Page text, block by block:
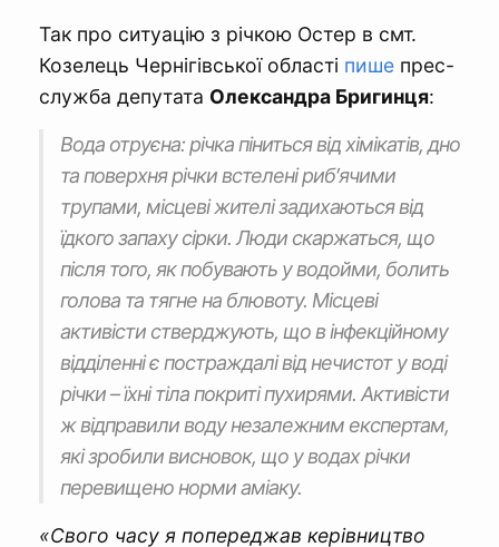
Так про ситуацію з річкою Остер в смт.
Козелець Чернігівської області пише прес-
служба депутата Олександра Бригинця:
Вода отруєна: річка піниться від хімікатів, дно
та поверхня річки встелені риб′ячими
трупами, місцеві жителі задихаються від
їдкого запаху сірки. Люди скаржаться, що
після того, як побувають у водойми, болить
голова та тягне на блювоту. Місцеві
активісти стверджують, що в інфекційному
відділенні є постраждалі від нечистот у воді
річки – їхні тіла покриті пухирями. Активісти
ж відправили воду незалежним експертам,
які зробили висновок, що у водах річки
перевищено норми аміаку.
«Свого часу я попереджав керівництво